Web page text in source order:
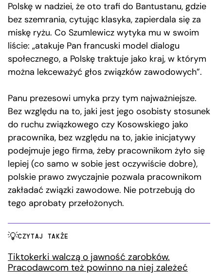
Polskę w nadziei, że oto trafi do Bantustanu, gdzie
bez szemrania, cytując klasyka, zapierdala się za
miskę ryżu. Co Szumlewicz wytyka mu w swoim
liście: „atakuje Pan francuski model dialogu
społecznego, a Polskę traktuje jako kraj, w którym
można lekceważyć głos związków zawodowych”.
Panu prezesowi umyka przy tym najważniejsze.
Bez względu na to, jaki jest jego osobisty stosunek
do ruchu związkowego czy Kosowskiego jako
pracownika, bez względu na to, jakie inicjatywy
podejmuje jego firma, żeby pracownikom żyło się
lepiej (co samo w sobie jest oczywiście dobre),
polskie prawo zwyczajnie pozwala pracownikom
zakładać związki zawodowe. Nie potrzebują do
tego aprobaty przełożonych.
CZYTAJ TAKŻE
Tiktokerki walczą o jawność zarobków.
Pracodawcom też powinno na niej zależeć